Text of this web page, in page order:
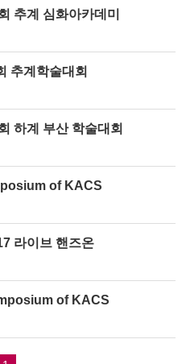
추계 심화아카데미
추계학술대회
하계 부산 학술대회
of KACS
라이브 핸즈온
of KACS